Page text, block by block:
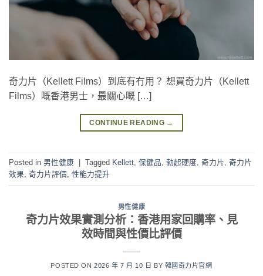
奇力片（Kellett Films）到底有冇用？ 想買奇力片（Kellett
Films）嘅香港男士，最關心嘅 […]
CONTINUE READING →
Posted in 男性健康 Tagged Kellett, 保健品, 勃起硬度, 奇力片, 奇力片
效果, 奇力片評價, 性能力提升
男性健康
奇力片效果實測分析：香港用家回購率、見
效時間與性價比評價
POSTED ON2026 年 7 月 10 日 BY 韓國奇力片官網